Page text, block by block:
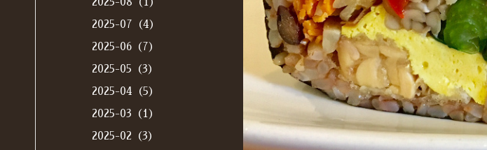
2025-07（4）
2025-06（7）
2025-05（3）
2025-04（5）
2025-03（1）
2025-02（3）